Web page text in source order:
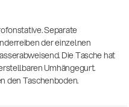
Separate
der einzelnen
Die Tasche hat
Umhängegurt.
den Taschenboden.